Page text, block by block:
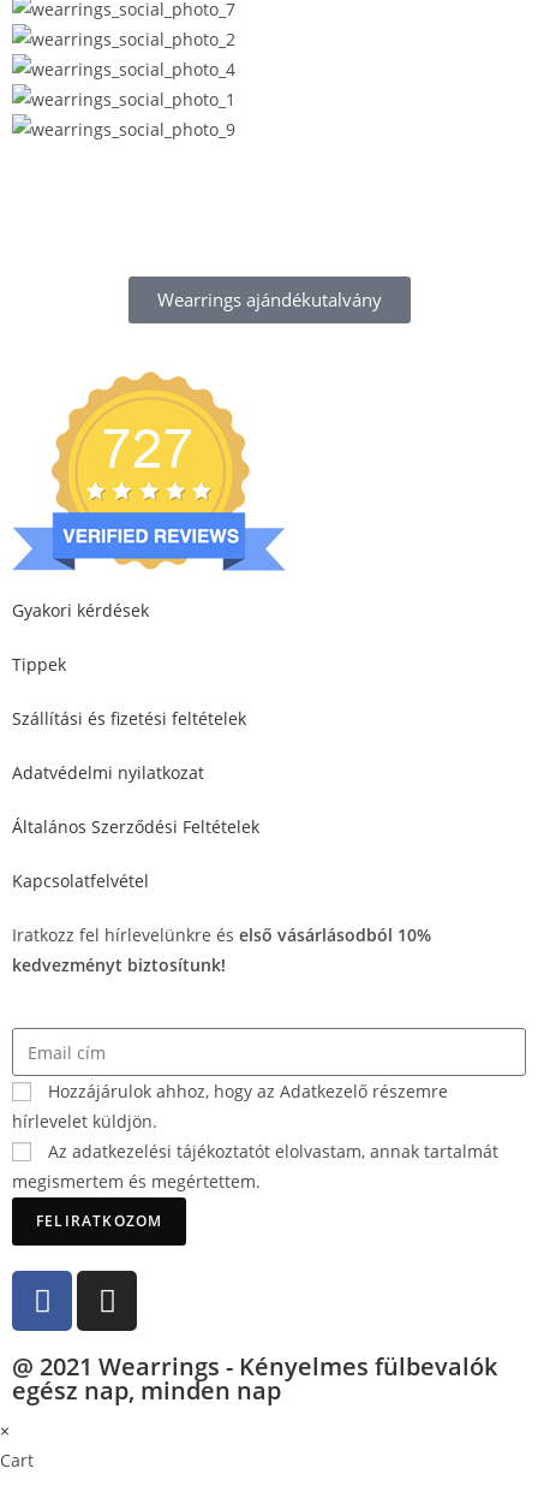
Wearrings ajándékutalvány
Gyakori kérdések
Tippek
Szállítási és fizetési feltételek
Adatvédelmi nyilatkozat
Általános Szerződési Feltételek
Kapcsolatfelvétel
Iratkozz fel hírlevelünkre és első vásárlásodból 10%
kedvezményt biztosítunk!
Hozzájárulok ahhoz, hogy az Adatkezelő részemre
hírlevelet küldjön.
Az adatkezelési tájékoztatót elolvastam, annak tartalmát
megismertem és megértettem.
FELIRATKOZOM
@ 2021 Wearrings - Kényelmes fülbevalók
egész nap, minden nap
×
Cart